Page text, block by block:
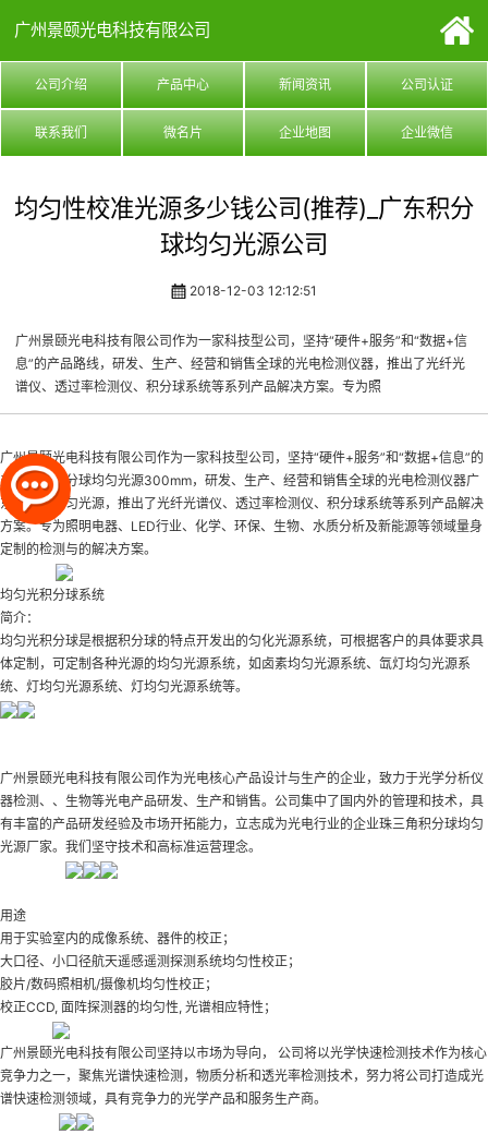
广州景颐光电科技有限公司
公司介绍 产品中心 新闻资讯 公司认证
联系我们 微名片 企业地图 企业微信
均匀性校准光源多少钱公司(推荐)_广东积分
球均匀光源公司
2018-12-03 12:12:51
广州景颐光电科技有限公司作为一家科技型公司，坚持“硬件+服务”和“数据+信
息”的产品路线，研发、生产、经营和销售全球的光电检测仪器，推出了光纤光
谱仪、透过率检测仪、积分球系统等系列产品解决方案。专为照
广州景颐光电科技有限公司作为一家科技型公司，坚持“硬件+服务”和“数据+信息”的
产品路线积分球均匀光源300mm，研发、生产、经营和销售全球的光电检测仪器广
东积分球均匀光源，推出了光纤光谱仪、透过率检测仪、积分球系统等系列产品解决
方案。专为照明电器、LED行业、化学、环保、生物、水质分析及新能源等领域量身
定制的检测与的解决方案。
均匀光积分球系统
简介：
均匀光积分球是根据积分球的特点开发出的匀化光源系统，可根据客户的具体要求具
体定制，可定制各种光源的均匀光源系统，如卤素均匀光源系统、氙灯均匀光源系
统、灯均匀光源系统、灯均匀光源系统等。
广州景颐光电科技有限公司作为光电核心产品设计与生产的企业，致力于光学分析仪
器检测、、生物等光电产品研发、生产和销售。公司集中了国内外的管理和技术，具
有丰富的产品研发经验及市场开拓能力，立志成为光电行业的企业珠三角积分球均匀
光源厂家。我们坚守技术和高标准运营理念。
用途
用于实验室内的成像系统、器件的校正；
大口径、小口径航天遥感遥测探测系统均匀性校正；
胶片/数码照相机/摄像机均匀性校正；
校正CCD, 面阵探测器的均匀性, 光谱相应特性；
广州景颐光电科技有限公司坚持以市场为导向， 公司将以光学快速检测技术作为核心
竞争力之一，聚焦光谱快速检测，物质分析和透光率检测技术，努力将公司打造成光
谱快速检测领域，具有竞争力的光学产品和服务生产商。